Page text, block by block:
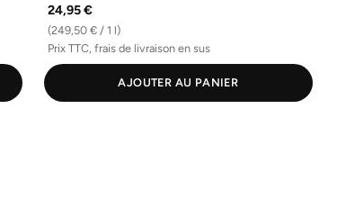
24,95 €
(249,50 € / 1 l)
Prix TTC, frais de livraison en sus
AJOUTER AU PANIER